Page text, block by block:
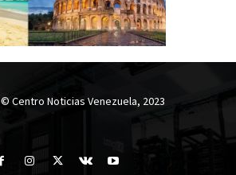
© Centro Noticias Venezuela, 2023